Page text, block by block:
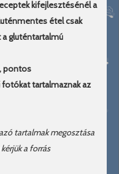
kifejlesztésénél a
étel csak
gluténtartalmú
pontos
tartalmaznak az
tartalmak megosztása
a forrás